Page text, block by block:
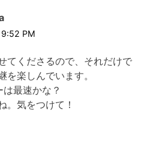
PM
てくださるので、それだけで
を楽しんでいます。
最速かな？
。気をつけて！